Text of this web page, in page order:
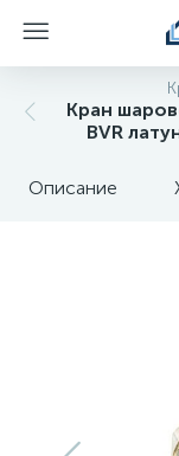
Кран
BVR
Описание